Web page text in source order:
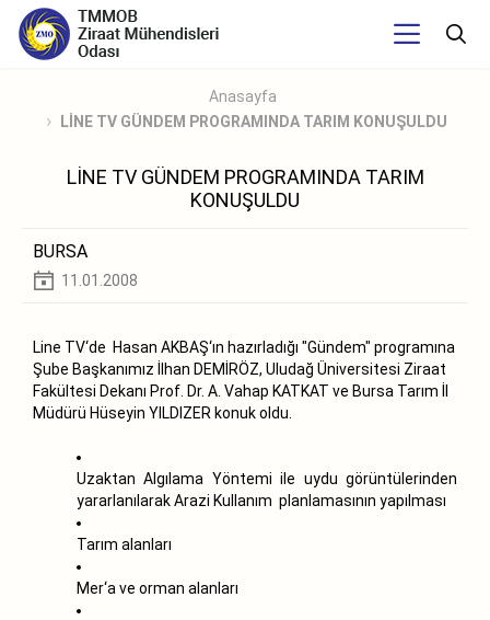
Anasayfa
LİNE TV GÜNDEM PROGRAMINDA TARIM KONUŞULDU
LİNE TV GÜNDEM PROGRAMINDA TARIM
KONUŞULDU
BURSA
11.01.2008
Line TV‘de Hasan AKBAŞ‘ın hazırladığı "Gündem" programına
Şube Başkanımız İlhan DEMİRÖZ, Uludağ Üniversitesi Ziraat
Fakültesi Dekanı Prof. Dr. A. Vahap KATKAT ve Bursa Tarım İl
Müdürü Hüseyin YILDIZER konuk oldu.
Uzaktan Algılama Yöntemi ile uydu görüntülerinden
yararlanılarak Arazi Kullanım planlamasının yapılması
Tarım alanları
Mer‘a ve orman alanları